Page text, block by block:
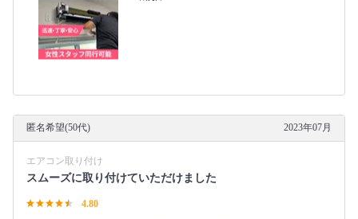
匿名希望(50代) 2023年07月
エアコン取り付け
スムーズに取り付けていただけました
4.80